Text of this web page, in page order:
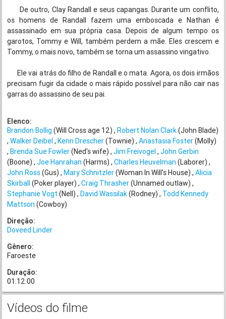
De outro, Clay Randall e seus capangas. Durante um conflito,
os homens de Randall fazem uma emboscada e Nathan é
assassinado em sua própria casa. Depois de algum tempo os
garotos, Tommy e Will, também perdem a mãe. Eles crescem e
Tommy, o mais novo, também se torna um assassino vingativo.
Ele vai atrás do filho de Randall e o mata. Agora, os dois irmãos
precisam fugir da cidade o mais rápido possível para não cair nas
garras do assassino de seu pai.
Elenco:
Brandon Bollig (Will Cross age 12) Robert Nolan Clark(John Blade)
Walker Deibel Kenn Drescher(Townie) Anastasia Foster(Molly)
Brenda Sue Fowler(Ned's wife) Jim Freivogel John Gerbin
(Boone) Joe Hanrahan (Harms) Charles Heuvelman (Laborer)
John Ross(Gus) Mary Schnitzler(Woman In Will's House) Alicia
Skirball (Poker player) Craig Thrasher(Unnamed outlaw)
Stephanie Vogt (Nell) David Wassilak(Rodney) Todd Kennedy
Mattson (Cowboy)
Direção:
Doveed Linder
Gênero:
Faroeste
Duração:
01:12:00
Vídeos do filme